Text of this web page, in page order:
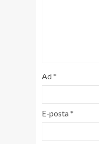
Ad*
E-posta*